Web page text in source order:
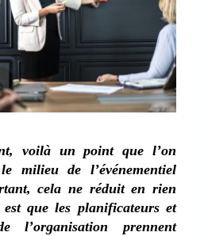
voilà un point que l’on
milieu de l’événementiel
cela ne réduit en rien
que les planificateurs et
l’organisation prennent